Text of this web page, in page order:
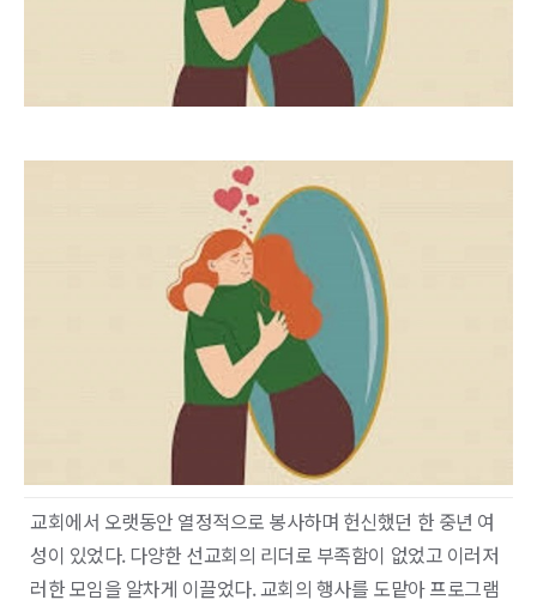
교회에서 오랫동안 열정적으로 봉사하며 헌신했던 한 중년 여
성이 있었다. 다양한 선교회의 리더로 부족함이 없었고 이러저
러한 모임을 알차게 이끌었다. 교회의 행사를 도맡아 프로그램